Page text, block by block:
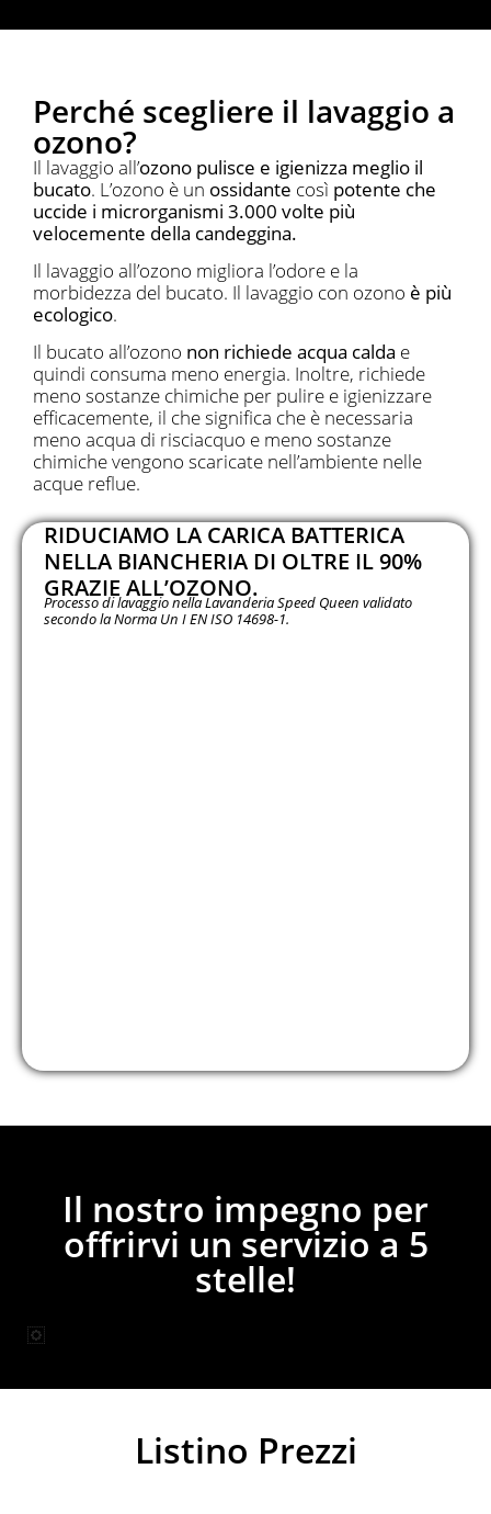
Perché scegliere il lavaggio a
ozono?
Il lavaggio all’ozono pulisce e igienizza meglio il
bucato. L’ozono è un ossidante così potente che
uccide i microrganismi 3.000 volte più
velocemente della candeggina.
Il lavaggio all’ozono migliora l’odore e la
morbidezza del bucato. Il lavaggio con ozono è più
ecologico.
Il bucato all’ozono non richiede acqua calda e
quindi consuma meno energia. Inoltre, richiede
meno sostanze chimiche per pulire e igienizzare
efficacemente, il che significa che è necessaria
meno acqua di risciacquo e meno sostanze
chimiche vengono scaricate nell’ambiente nelle
acque reflue.
RIDUCIAMO LA CARICA BATTERICA
NELLA BIANCHERIA DI OLTRE IL 90%
GRAZIE ALL’OZONO.
Processo di lavaggio nella Lavanderia Speed Queen validato
secondo la Norma Un I EN ISO 14698-1.
Il nostro impegno per
offrirvi un servizio a 5
stelle!
Listino Prezzi